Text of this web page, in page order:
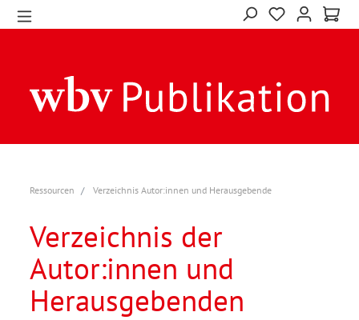
Ressourcen Verzeichnis Autor:innen und Herausgebende
Verzeichnis der
Autor:innen und
Herausgebenden